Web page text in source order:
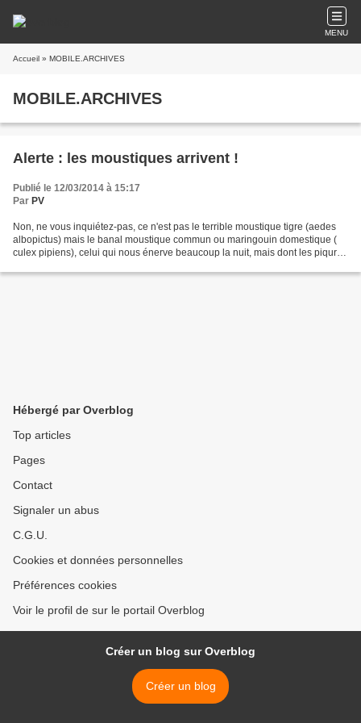
MENU
Accueil » MOBILE.ARCHIVES
MOBILE.ARCHIVES
Alerte : les moustiques arrivent !
Publié le 12/03/2014 à 15:17
Par PV
Non, ne vous inquiétez-pas, ce n'est pas le terrible moustique tigre (aedes
albopictus) mais le banal moustique commun ou maringouin domestique (
culex pipiens), celui qui nous énerve beaucoup la nuit, mais dont les piqures
Hébergé par Overblog
Top articles
Pages
Contact
Signaler un abus
C.G.U.
Cookies et données personnelles
Préférences cookies
Voir le profil de sur le portail Overblog
Créer un blog sur Overblog
Créer un blog